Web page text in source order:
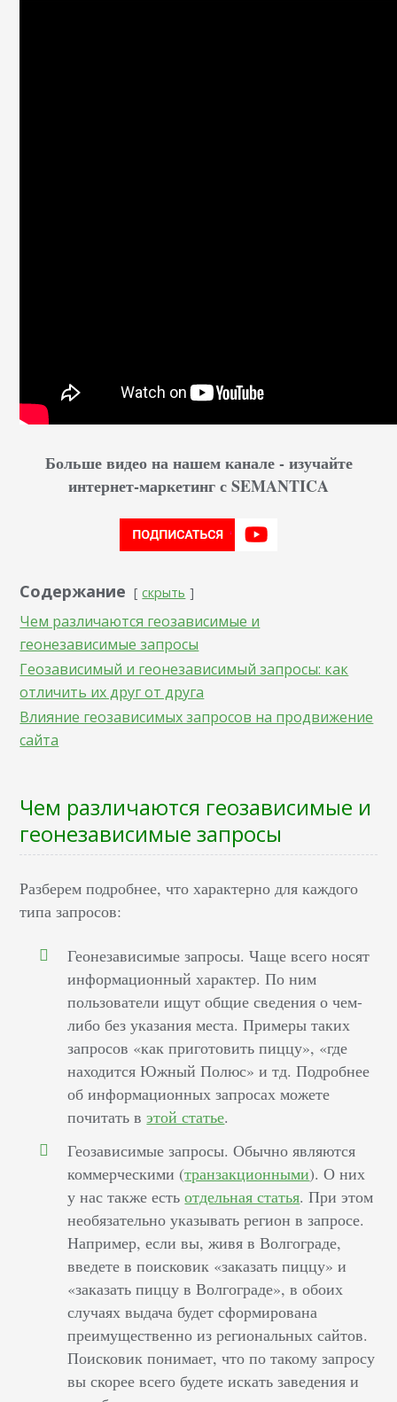
Больше видео на нашем канале - изучайте
интернет-маркетинг с SEMANTICA
Содержание скрыть
Чем различаются геозависимые и
геонезависимые запросы
Геозависимый и геонезависимый запросы: как
отличить их друг от друга
Влияние геозависимых запросов на продвижение
сайта
Чем различаются геозависимые и
геонезависимые запросы
Разберем подробнее, что характерно для каждого
типа запросов:
Геонезависимые запросы. Чаще всего носят
информационный характер. По ним
пользователи ищут общие сведения о чем-
либо без указания места. Примеры таких
запросов «как приготовить пиццу», «где
находится Южный Полюс» и тд. Подробнее
об информационных запросах можете
почитать вэтой статье.
Геозависимые запросы. Обычно являются
коммерческими (транзакционными). О них
у нас также естьотдельная статья. При этом
необязательно указывать регион в запросе.
Например, если вы, живя в Волгограде,
введете в поисковик «заказать пиццу» и
«заказать пиццу в Волгограде», в обоих
случаях выдача будет сформирована
преимущественно из региональных сайтов.
Поисковик понимает, что по такому запросу
вы скорее всего будете искать заведения и